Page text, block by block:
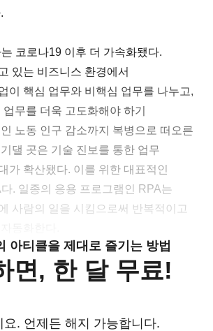
코로나19 이후 더 가속화됐다.
있는 비즈니스 환경에서
이 핵심 업무와 비핵심 업무를 나누고,
무를 더욱 고도화해야 하기
노동 인구 감소까지 복병으로 떠오른
댈 곳은 기술 진보를 통한 업무
가 확산됐다. 이를 위한 대표적인
. 일종의 응용 프로그램인 RPA는
사람의 일을 시킴으로써 반복적이고
아티클을 제대로 즐기는 방법
면, 한 달 무료!
요. 언제든 해지 가능합니다.